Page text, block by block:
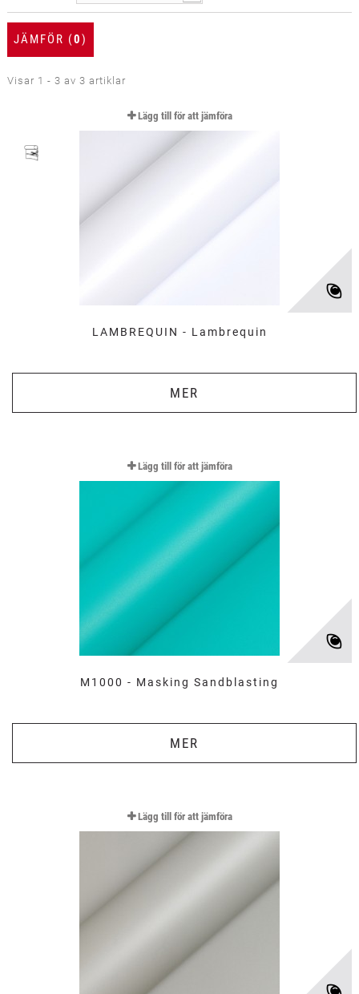
JÄMFÖR (0)
Visar 1 - 3 av 3 artiklar
LAMBREQUIN - Lambrequin
MER
Lägg till för att jämföra
M1000 - Masking Sandblasting
MER
Lägg till för att jämföra
Lägg till för att jämföra